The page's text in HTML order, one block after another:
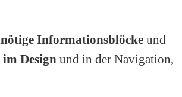
Informationsblöcke und
Design und in der Navigation,